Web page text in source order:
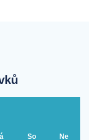
So Ne